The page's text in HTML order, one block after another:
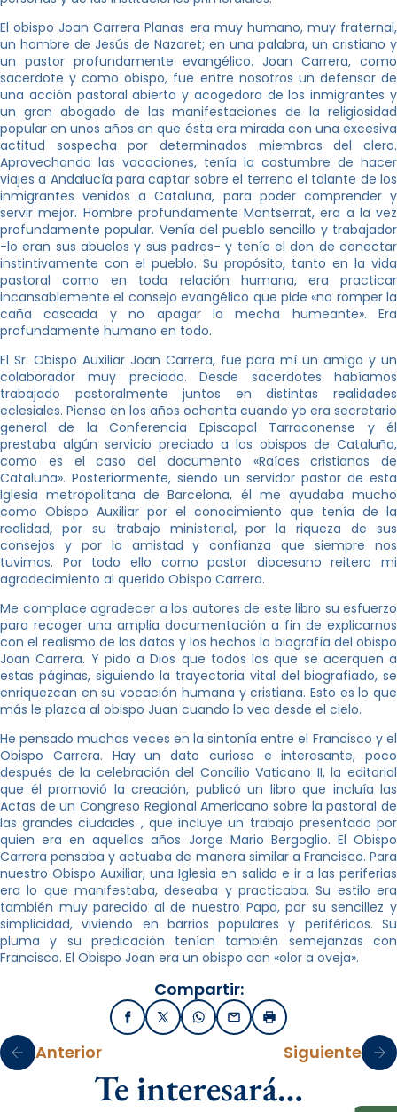
El obispo Joan Carrera Planas era muy humano, muy fraternal,
un hombre de Jesús de Nazaret; en una palabra, un cristiano y
un pastor profundamente evangélico. Joan Carrera, como
sacerdote y como obispo, fue entre nosotros un defensor de
una acción pastoral abierta y acogedora de los inmigrantes y
un gran abogado de las manifestaciones de la religiosidad
popular en unos años en que ésta era mirada con una excesiva
actitud sospecha por determinados miembros del clero.
Aprovechando las vacaciones, tenía la costumbre de hacer
viajes a Andalucía para captar sobre el terreno el talante de los
inmigrantes venidos a Cataluña, para poder comprender y
servir mejor. Hombre profundamente Montserrat, era a la vez
profundamente popular. Venía del pueblo sencillo y trabajador
-lo eran sus abuelos y sus padres- y tenía el don de conectar
instintivamente con el pueblo. Su propósito, tanto en la vida
pastoral como en toda relación humana, era practicar
incansablemente el consejo evangélico que pide «no romper la
caña cascada y no apagar la mecha humeante». Era
profundamente humano en todo.
El Sr. Obispo Auxiliar Joan Carrera, fue para mí un amigo y un
colaborador muy preciado. Desde sacerdotes habíamos
trabajado pastoralmente juntos en distintas realidades
eclesiales. Pienso en los años ochenta cuando yo era secretario
general de la Conferencia Episcopal Tarraconense y él
prestaba algún servicio preciado a los obispos de Cataluña,
como es el caso del documento «Raíces cristianas de
Cataluña». Posteriormente, siendo un servidor pastor de esta
Iglesia metropolitana de Barcelona, él me ayudaba mucho
como Obispo Auxiliar por el conocimiento que tenía de la
realidad, por su trabajo ministerial, por la riqueza de sus
consejos y por la amistad y confianza que siempre nos
tuvimos. Por todo ello como pastor diocesano reitero mi
agradecimiento al querido Obispo Carrera.
Me complace agradecer a los autores de este libro su esfuerzo
para recoger una amplia documentación a fin de explicarnos
con el realismo de los datos y los hechos la biografía del obispo
Joan Carrera. Y pido a Dios que todos los que se acerquen a
estas páginas, siguiendo la trayectoria vital del biografiado, se
enriquezcan en su vocación humana y cristiana. Esto es lo que
más le plazca al obispo Juan cuando lo vea desde el cielo.
He pensado muchas veces en la sintonía entre el Francisco y el
Obispo Carrera. Hay un dato curioso e interesante, poco
después de la celebración del Concilio Vaticano II, la editorial
que él promovió la creación, publicó un libro que incluía las
Actas de un Congreso Regional Americano sobre la pastoral de
las grandes ciudades , que incluye un trabajo presentado por
quien era en aquellos años Jorge Mario Bergoglio. El Obispo
Carrera pensaba y actuaba de manera similar a Francisco. Para
nuestro Obispo Auxiliar, una Iglesia en salida e ir a las periferias
era lo que manifestaba, deseaba y practicaba. Su estilo era
también muy parecido al de nuestro Papa, por su sencillez y
simplicidad, viviendo en barrios populares y periféricos. Su
pluma y su predicación tenían también semejanzas con
Francisco. El Obispo Joan era un obispo con «olor a oveja».
Compartir:
FacebookX / TwitterWhatsApp
EmailImprimir
Anterior Siguiente
Te interesará…